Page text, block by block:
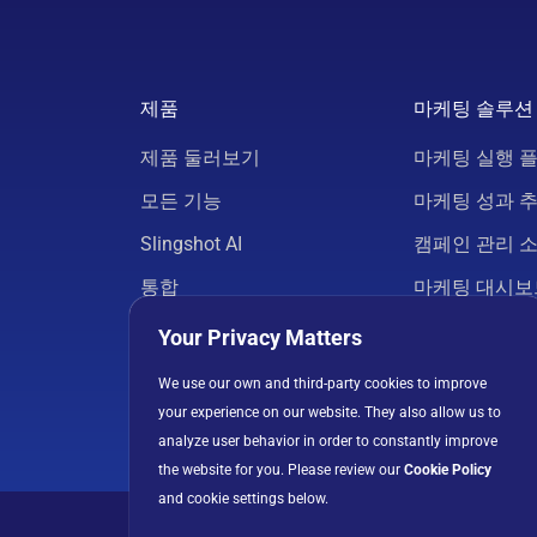
제품
제품 둘러보기
모든 기능
Slingshot AI
통합
요금
보안
앱 다운로드
마케팅 솔루션
마케팅 실행
마케팅 성과
캠페인 관리
마케팅 대시보
마케팅 프로
마케팅 분석
모든 솔루션
Your Privacy Matters
We use our own and third-party cookies to improve
your experience on our website. They also allow us to
analyze user behavior in order to constantly improve
the website for you. Please review our Cookie Policy
and cookie settings below.